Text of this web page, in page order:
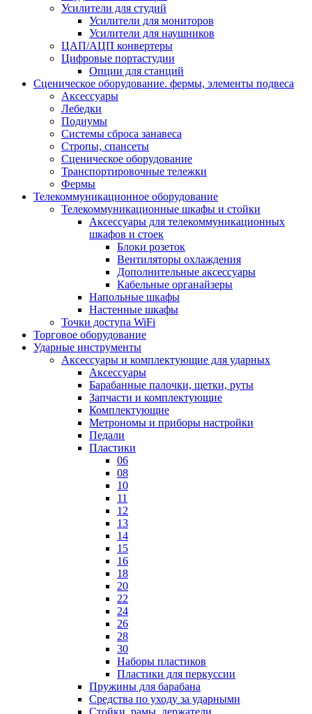
Усилители для студий
Усилители для мониторов
Усилители для наушников
ЦАП/АЦП конвертеры
Цифровые портастудии
Опции для станций
Сценическое оборудование. фермы, элементы подвеса
Аксессуары
Лебедки
Подиумы
Системы сброса занавеса
Стропы, спансеты
Сценическое оборудование
Транспортировочные тележки
Фермы
Телекоммуникационное оборудование
Телекоммуникационные шкафы и стойки
Аксессуары для телекоммуникационных
шкафов и стоек
Блоки розеток
Вентиляторы охлаждения
Дополнительные аксессуары
Кабельные органайзеры
Напольные шкафы
Настенные шкафы
Точки доступа WiFi
Торговое оборудование
Ударные инструменты
Аксессуары и комплектующие для ударных
Аксессуары
Барабанные палочки, щетки, руты
Запчасти и комплектующие
Комплектующие
Метрономы и приборы настройки
Педали
Пластики
06
08
10
11
12
13
14
15
16
18
20
22
24
26
28
30
Наборы пластиков
Пластики для перкуссии
Пружины для барабана
Средства по уходу за ударными
Стойки, рамы, держатели